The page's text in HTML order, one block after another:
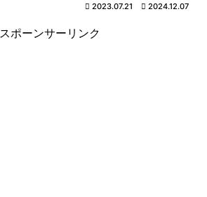
2023.07.21 2024.12.07
スポーンサーリンク